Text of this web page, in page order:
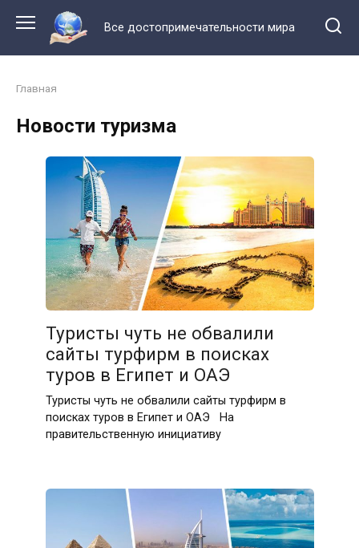
контенту
Все достопримечательности мира
Главная
Новости туризма
Туристы чуть не обвалили
сайты турфирм в поисках
туров в Египет и ОАЭ
Туристы чуть не обвалили сайты турфирм в
поисках туров в Египет и ОАЭ На
правительственную инициативу